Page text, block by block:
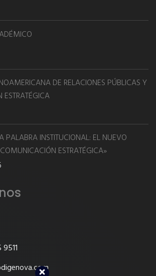
DE RELACIONES PÚBLICAS Y
PALABRA INSTITUCIONAL: EL NUEVO
ESTRATÉGICA»